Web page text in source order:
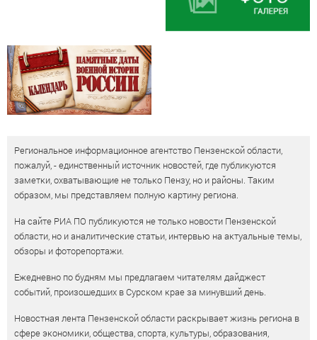
Региональное информационное агентство Пензенской области,
пожалуй, - единственный источник новостей, где публикуются
заметки, охватывающие не только Пензу, но и районы. Таким
образом, мы представляем полную картину региона.
На сайте РИА ПО публикуются не только новости Пензенской
области, но и аналитические статьи, интервью на актуальные темы,
обзоры и фоторепортажи.
Ежедневно по будням мы предлагаем читателям дайджест
событий, произошедших в Сурском крае за минувший день.
Новостная лента Пензенской области раскрывает жизнь региона в
сфере экономики, общества, спорта, культуры, образования,